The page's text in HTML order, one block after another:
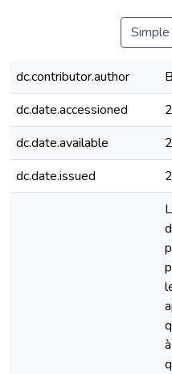
dc.contributor.author
dc.date.accessioned
dc.date.available
dc.date.issued